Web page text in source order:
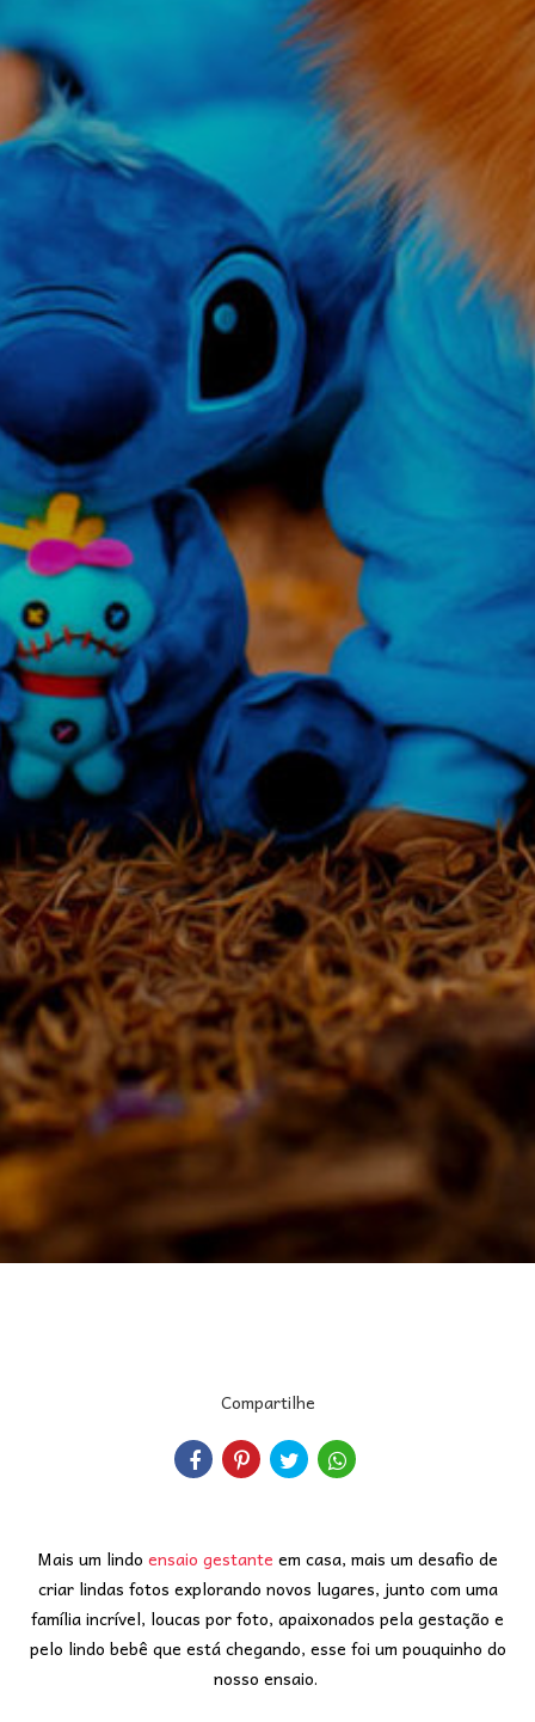
Compartilhe
Mais um lindo ensaio gestante em casa, mais um desafio de
criar lindas fotos explorando novos lugares, junto com uma
família incrível, loucas por foto, apaixonados pela gestação e
pelo lindo bebê que está chegando, esse foi um pouquinho do
nosso ensaio.